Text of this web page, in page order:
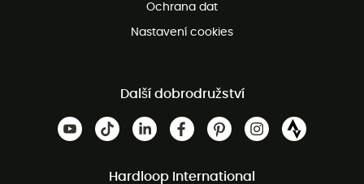
Ochrana dat
Nastavení cookies
Další dobrodružství
Hardloop International